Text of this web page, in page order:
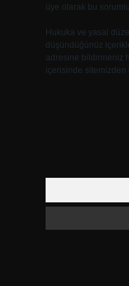
üye olarak bu
Hukuka ve yasal
düşündüğünüz
adresine bildirmeniz
içerisinde sitemizden